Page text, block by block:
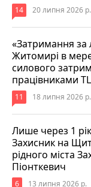
14 20 липня 2026 р.
«Затримання за
Житомирі в
силового
працівниками
11 18 липня 2026 р.
Лише через 1
Захисник на
рідного міста
Піонткевич
6 13 липня 2026 р.